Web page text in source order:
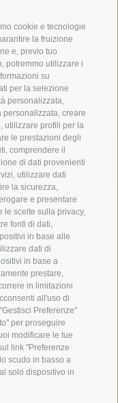
cookie e tecnologie
la fruizione
e, previo tuo
potremmo utilizzare i
su
per la selezione
personalizzata,
creare
utilizzare profili per la
le prestazioni degli
comprendere il
di dati provenienti
utilizzare dati
la sicurezza,
e presentare
le scelte sulla privacy,
fonti di dati,
in base alle
dati di
in base a
prestare,
in limitazioni
all'uso di
Preferenze"
per proseguire
modificare le tue
link "Preferenze
scudo in basso a
solo dispositivo in
sito | Cookie Policy
| Preferenze Cookies